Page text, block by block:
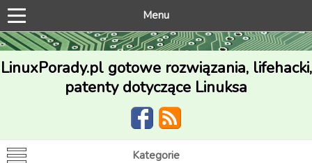
Menu
LinuxPorady.pl gotowe rozwiązania, lifehacki,
patenty dotyczące Linuksa
Kategorie